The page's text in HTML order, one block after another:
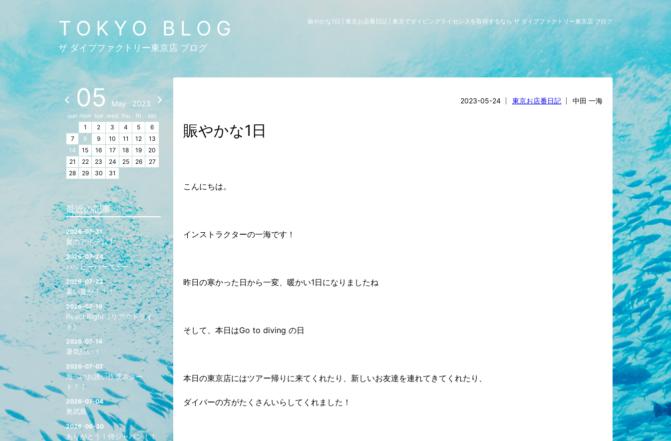
TOKYO BLOG
ザ ダイブファクトリー東京店 ブログ
賑やかな1日 | 東京お店番日記 | 東京でダイビングライセンスを取得するなら ザ ダイブファクトリー東京店 ブログ
2023-05-24 東京お店番日記 中田 一海
賑やかな1日
こんにちは。
インストラクターの一海です！
昨日の寒かった日から一変、暖かい1日になりましたね
そして、本日はGo to diving の日
本日の東京店にはツアー帰りに来てくれたり、新しいお友達を連れてきてくれたり、
ダイバーの方がたくさんいらしてくれました！
05 May 2023
sun mon tue wed thu fri
sat
1
2 3 4 5
6
7
8 9 10 11 12
13
14
15 16 17 18 19
20
21
22 23 24 25 26
27
28
29 30 31
最近の記事
2026-07-31
夏のアイテム！
2026-07-24
ハッピーバースデー
2026-07-22
暑い夏が！！！
2026-07-19
React Right（リアクトライ
ト）
2026-07-14
暑気払い！
2026-07-07
海へのお誘い作成スター
ト！！
2026-07-04
奥武島
2026-06-30
ありがとう！侍ジャパン！！